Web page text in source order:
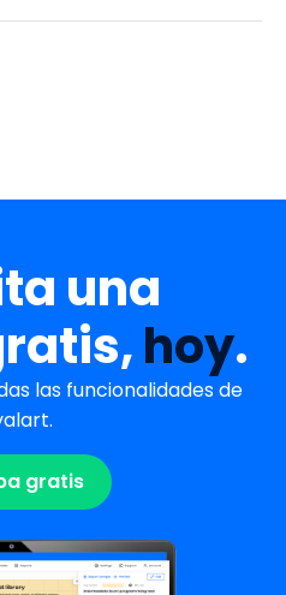
una
hoy.
las funcionalidades de
gratis